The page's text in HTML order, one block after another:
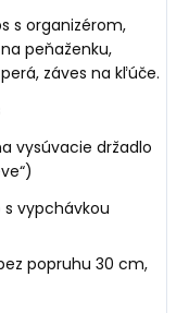
s organizérom,
peňaženku,
záves na kľúče.
vysúvacie držadlo
vypchávkou
popruhu 30 cm,